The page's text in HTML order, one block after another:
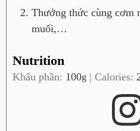
Thưởng thức cùng cơm
muối,…
Nutrition
Khẩu phần: 100g | Calories: